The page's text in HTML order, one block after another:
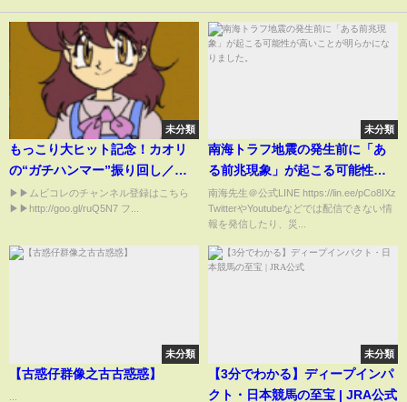
未分類
もっこり大ヒット記念！カオリ
の“ガチハンマー”振り回し／映
画『シティーハンター THE
MOVIE 史上最香のミッション』
▶▶ムビコレのチャンネル登録はこちら
▶▶http://goo.gl/ruQ5N7 フ...
未分類
南海トラフ地震の発生前に「あ
る前兆現象」が起こる可能性が
高いことが明らかになりまし
た。
南海先生＠公式LINE https://lin.ee/pCo8IXz
TwitterやYoutubeなどでは配信できない情
報を発信したり、災...
未分類
【古惑仔群像之古古惑惑】
未分類
【3分でわかる】ディープインパ
クト・日本競馬の至宝 | JRA公式